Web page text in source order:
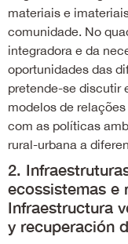
materiais e
comunidade. No
integradora e da
oportunidades das
pretende-se discutir
modelos de
com as políticas
rural-urbana a
2.
ecossistemas e
Infraestructura
y recuperación